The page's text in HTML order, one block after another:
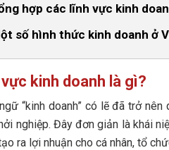
hợp các lĩnh vực kinh
Kinh doanh dịch vụ
doanh, đầu tư tài chính
doanh lĩnh vực nông lâm
Lĩnh vực sản xuất
Lĩnh vực kinh doanh online
số hình thức kinh doanh ở
kinh doanh là gì?
“kinh doanh” có lẽ đã trở
nghiệp. Đây đơn giản là khái
ra lợi nhuận cho cá nhân, tổ